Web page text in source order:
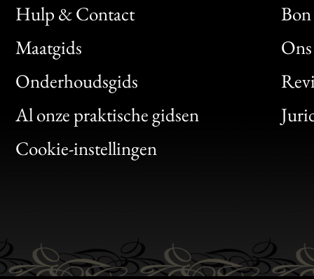
Hulp & Contact
Maatgids
Onderhoudsgids
Al onze praktische gidsen
Cookie-instellingen
Bon
Clic